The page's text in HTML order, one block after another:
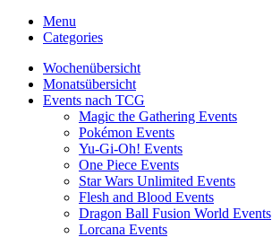
Menu
Categories
Wochenübersicht
Monatsübersicht
Events nach TCG
Magic the Gathering Events
Pokémon Events
Yu-Gi-Oh! Events
One Piece Events
Star Wars Unlimited Events
Flesh and Blood Events
Dragon Ball Fusion World Events
Lorcana Events